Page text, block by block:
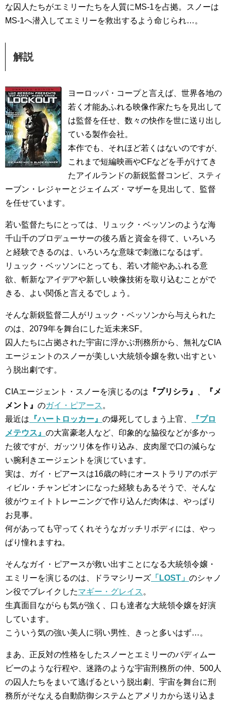
な囚人たちがエミリーたちを人質にMS-1を占拠。スノーは
MS-1へ潜入してエミリーを救出するよう命じられ…。
解説
ヨーロッパ・コープと言えば、世界各地の
若く才能あふれる映像作家たちを見出して
は監督を任せ、数々の快作を世に送り出し
ている製作会社。
本作でも、それほど若くはないのですが、
これまで短編映画やCFなどを手がけてき
たアイルランドの新鋭監督コンビ、スティ
ーブン・レジャーとジェイムズ・マザーを見出して、監督
を任せています。
若い監督たちにとっては、リュック・ベッソンのような海
千山千のプロデューサーの後ろ盾と資金を得て、いろいろ
と経験できるのは、いろいろな意味で刺激になるはず。
リュック・ベッソンにとっても、若い才能やあふれる意
欲、斬新なアイデアや新しい映像技術を取り込むことがで
きる、よい関係と言えるでしょう。
そんな新鋭監督二人がリュック・ベッソンから与えられた
のは、2079年を舞台にした近未来SF。
囚人たちに占拠された宇宙に浮かぶ刑務所から、無礼なCIA
エージェントのスノーが美しい大統領令嬢を救い出すとい
う脱出劇です。
CIAエージェント・スノーを演じるのは 『プリシラ』
『メ
メント』 のガイ・ピアース 。
最近は 『ハートロッカー』 の爆死してしまう上官、
『プロ
メテウス』 の大富豪老人など、印象的な脇役などが多かっ
た彼ですが、ガッツリ体を作り込み、皮肉屋で口の減らな
い腕利きエージェントを演じています。
実は、ガイ・ピアースは16歳の時にオーストラリアのボデ
ィビル・チャンピオンになった経験もあるそうで、そんな
彼がウェイトトレーニングで作り込んだ肉体は、やっぱり
お見事。
何があっても守ってくれそうなガッチリボディには、やっ
ぱり憧れますね。
そんなガイ・ピアースが救い出すことになる大統領令嬢・
エミリーを演じるのは、ドラマシリーズ 「LOST」 のシャノ
ン役でブレイクしたマギー・グレイス 。
生真面目ながらも気が強く、口も達者な大統領令嬢を好演
しています。
こういう気の強い美人に弱い男性、きっと多いはず…。
まあ、正反対の性格をしたスノーとエミリーのバディムー
ビーのような行程や、迷路のような宇宙刑務所の仲、500人
の囚人たちをまいて逃げるという脱出劇、宇宙を舞台に刑
務所がそなえる自動防御システムとアメリカから送り込ま